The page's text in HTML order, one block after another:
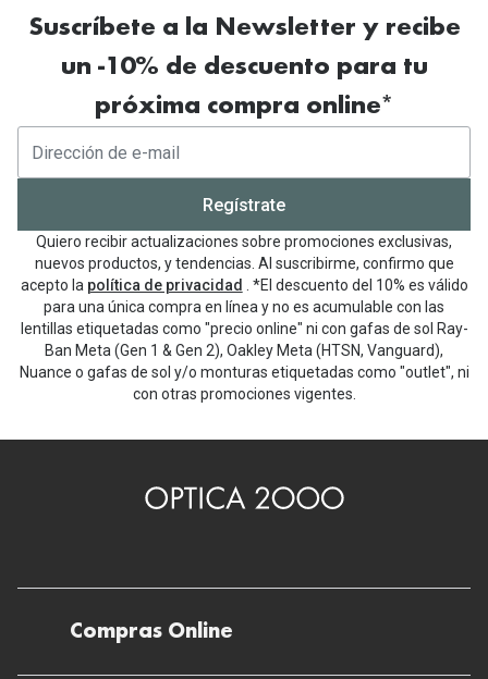
Suscríbete a la Newsletter y recibe
un -10% de descuento para tu
próxima compra online*
Regístrate
Quiero recibir actualizaciones sobre promociones exclusivas,
nuevos productos, y tendencias. Al suscribirme, confirmo que
acepto la política de privacidad . *El descuento del 10% es válido
para una única compra en línea y no es acumulable con las
lentillas etiquetadas como "precio online" ni con gafas de sol Ray-
Ban Meta (Gen 1 & Gen 2), Oakley Meta (HTSN, Vanguard),
Nuance o gafas de sol y/o monturas etiquetadas como "outlet", ni
con otras promociones vigentes.
Compras Online